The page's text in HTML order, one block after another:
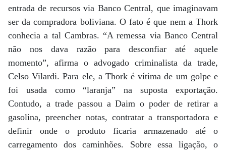
entrada de recursos via Banco Central, que imaginavam
ser da compradora boliviana. O fato é que nem a Thork
conhecia a tal Cambras. “A remessa via Banco Central
não nos dava razão para desconfiar até aquele
momento”, afirma o advogado criminalista da trade,
Celso Vilardi. Para ele, a Thork é vítima de um golpe e
foi usada como “laranja” na suposta exportação.
Contudo, a trade passou a Daim o poder de retirar a
gasolina, preencher notas, contratar a transportadora e
definir onde o produto ficaria armazenado até o
carregamento dos caminhões. Sobre essa ligação, o